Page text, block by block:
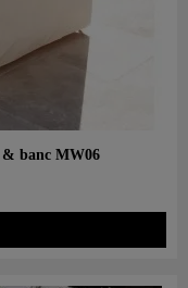
& banc MW06